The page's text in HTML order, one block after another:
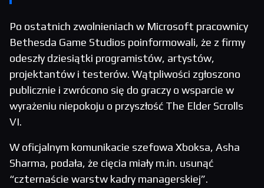
Po ostatnich zwolnieniach w Microsoft pracownicy
Bethesda Game Studios poinformowali, że z firmy
odeszły dziesiątki programistów, artystów,
projektantów i testerów. Wątpliwości zgłoszono
publicznie i zwrócono się do graczy o wsparcie w
wyrażeniu niepokoju o przyszłość The Elder Scrolls
VI.
W oficjalnym komunikacie szefowa Xboksa, Asha
Sharma, podała, że cięcia miały m.in. usunąć
“czternaście warstw kadry managerskiej”.